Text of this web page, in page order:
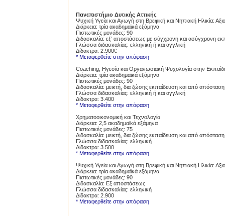
Πανεπιστήμιο Δυτικής Αττικής
Ψυχική Υγεία και Αγωγή στη Βρεφική και Νηπιακή Ηλικία:
Διάρκεια: τρία ακαδημαϊκά εξάμηνα
Πιστωτικές μονάδες: 90
Διδασκαλία: εξ’ αποστάσεως με σύγχρονη και ασύγχρονη
Γλώσσα διδασκαλίας: ελληνική ή και αγγλική
Δίδακτρα: 2.900€
* Μεταφερθείτε στην απόφαση
Coaching, Ηγεσία και Οργανωσιακή Ψυχολογία στην
Διάρκεια: τρία ακαδημαϊκά εξάμηνα
Πιστωτικές μονάδες: 90
Διδασκαλία: μεικτή, δια ζώσης εκπαίδευση και από απόσταση
Γλώσσα διδασκαλίας: ελληνική ή και αγγλική
Δίδακτρα: 3.400
* Μεταφερθείτε στην απόφαση
Χρηματοοικονομική και Τεχνολογία
Διάρκεια: 2,5 ακαδημαϊκά εξάμηνα
Πιστωτικές μονάδες: 75
Διδασκαλία: μεικτή, δια ζώσης εκπαίδευση και από απόσταση
Γλώσσα διδασκαλίας: ελληνική
Δίδακτρα: 3.500
* Μεταφερθείτε στην απόφαση
Ψυχική Υγεία και Αγωγή στη Βρεφική και Νηπιακή Ηλικία:
Διάρκεια: τρία ακαδημαϊκά εξάμηνα
Πιστωτικές μονάδες: 90
Διδασκαλία: Εξ αποστάσεως
Γλώσσα διδασκαλίας: ελληνική
Δίδακτρα: 2.900
* Μεταφερθείτε στην απόφαση